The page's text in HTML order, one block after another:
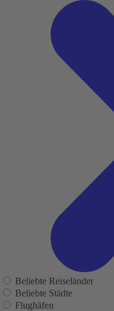
Beliebte Reiseländer
Beliebte Städte
Flughäfen